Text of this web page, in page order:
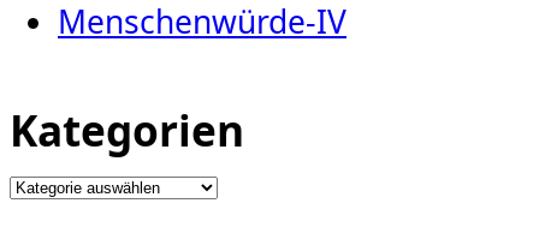
Menschenwürde-IV
Kategorien
Kategorien